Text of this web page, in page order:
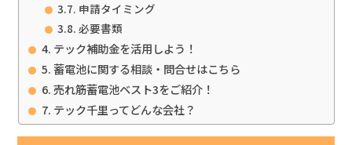
申請タイミング
必要書類
テック補助金を活用しよう！
蓄電池に関する相談・問合せはこちら
売れ筋蓄電池ベスト3をご紹介！
テック千里ってどんな会社？